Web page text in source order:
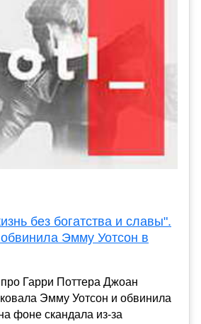
без богатства и славы".
Эмму Уотсон в
Гарри Поттера Джоан
Эмму Уотсон и обвинила
фоне скандала из-за